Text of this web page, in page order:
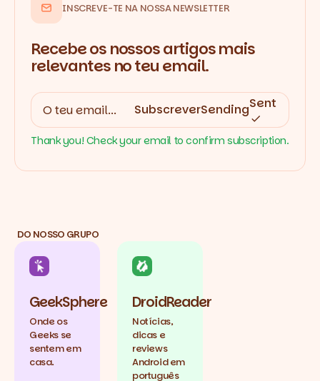
INSCREVE-TE NA NOSSA NEWSLETTER
Recebe os nossos artigos mais
relevantes no teu email.
SubscreverSendingSent
Thank you! Check your email to confirm subscription.
DO NOSSO GRUPO
GeekSphere
Onde os
Geeks se
sentem em
casa.
DroidReader
Notícias,
dicas e
reviews
Android em
português